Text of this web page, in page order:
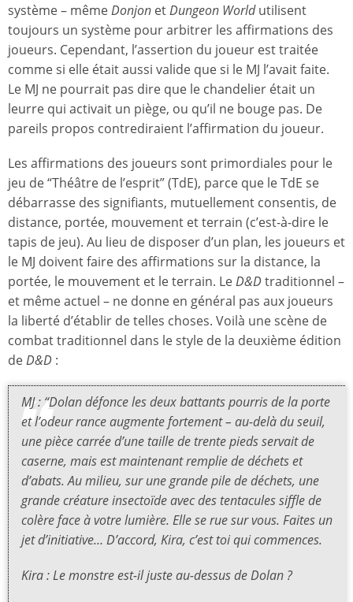
système – mêmeDonjon etDungeon Worldutilisent
toujours un système pour arbitrer les affirmations des
joueurs. Cependant, l’assertion du joueur est traitée
comme si elle était aussi valide que si le MJ l’avait faite.
Le MJ ne pourrait pas dire que le chandelier était un
leurre qui activait un piège, ou qu’il ne bouge pas. De
pareils propos contrediraient l’affirmation du joueur.
Les affirmations des joueurs sont primordiales pour le
jeu de “Théâtre de l’esprit” (TdE), parce que le TdE se
débarrasse des signifiants, mutuellement consentis, de
distance, portée, mouvement et terrain (c’est-à-dire le
tapis de jeu). Au lieu de disposer d’un plan, les joueurs et
le MJ doivent faire des affirmations sur la distance, la
portée, le mouvement et le terrain. LeD&Dtraditionnel –
et même actuel – ne donne en général pas aux joueurs
la liberté d’établir de telles choses. Voilà une scène de
combat traditionnel dans le style de la deuxième édition
deD&D :
MJ : “Dolan défonce les deux battants pourris de la porte
et l’odeur rance augmente fortement – au-delà du seuil,
une pièce carrée d’une taille de trente pieds servait de
caserne, mais est maintenant remplie de déchets et
d’abats. Au milieu, sur une grande pile de déchets, une
grande créature insectoïde avec des tentacules siffle de
colère face à votre lumière. Elle se rue sur vous. Faites un
jet d’initiative… D’accord, Kira, c’est toi qui commences.
Kira : Le monstre est-il juste au-dessus de Dolan ?